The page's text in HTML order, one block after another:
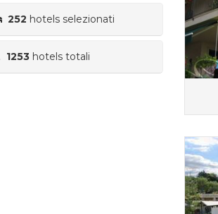
252 hotels selezionati
1253 hotels totali